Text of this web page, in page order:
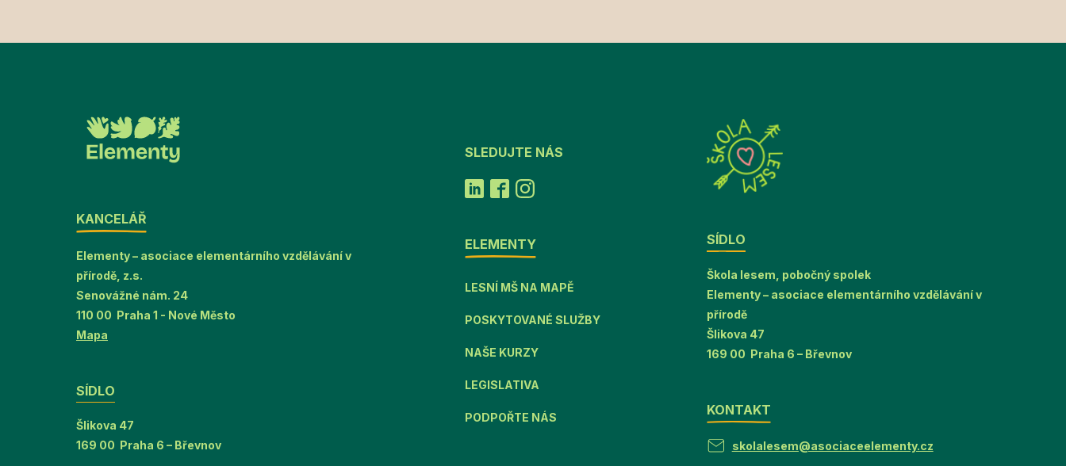
KANCELÁŘ
Elementy – asociace elementárního vzdělávání v
přírodě, z.s.
Senovážné nám. 24
110 00 Praha 1 - Nové Město
Mapa
SÍDLO
Šlikova 47
169 00 Praha 6 – Břevnov
SLEDUJTE NÁS
ELEMENTY
LESNÍ MŠ NA MAPĚ
POSKYTOVANÉ SLUŽBY
NAŠE KURZY
LEGISLATIVA
PODPOŘTE NÁS
SÍDLO
Škola lesem, pobočný spolek
Elementy – asociace elementárního vzdělávání v
přírodě
Šlikova 47
169 00 Praha 6 – Břevnov
KONTAKT
skolalesem@asociaceelementy.cz